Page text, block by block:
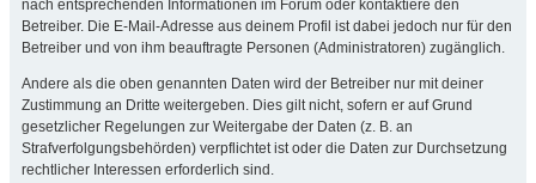
nach entsprechenden Informationen im Forum oder kontaktiere den
Betreiber. Die E-Mail-Adresse aus deinem Profil ist dabei jedoch nur für den
Betreiber und von ihm beauftragte Personen (Administratoren) zugänglich.
Andere als die oben genannten Daten wird der Betreiber nur mit deiner
Zustimmung an Dritte weitergeben. Dies gilt nicht, sofern er auf Grund
gesetzlicher Regelungen zur Weitergabe der Daten (z. B. an
Strafverfolgungsbehörden) verpflichtet ist oder die Daten zur Durchsetzung
rechtlicher Interessen erforderlich sind.